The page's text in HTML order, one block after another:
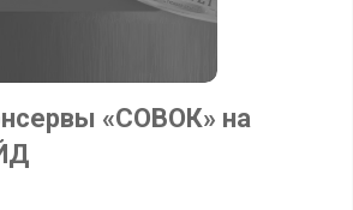
«СОВОК» на